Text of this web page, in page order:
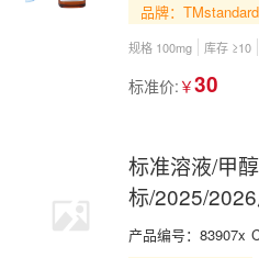
品牌：TMstandard
规格 100mg 库存 ≥10
标准价: ￥30
标准溶液/甲
标/2025/
产品编号： 83907x